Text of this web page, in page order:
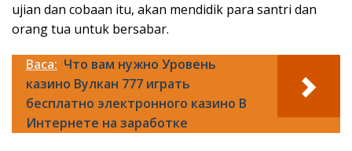
ujian dan cobaan itu, akan mendidik para santri dan
orang tua untuk bersabar.
Baca: Что вам нужно Уровень
казино Вулкан 777 играть
бесплатно электронного казино В
Интернете на заработке